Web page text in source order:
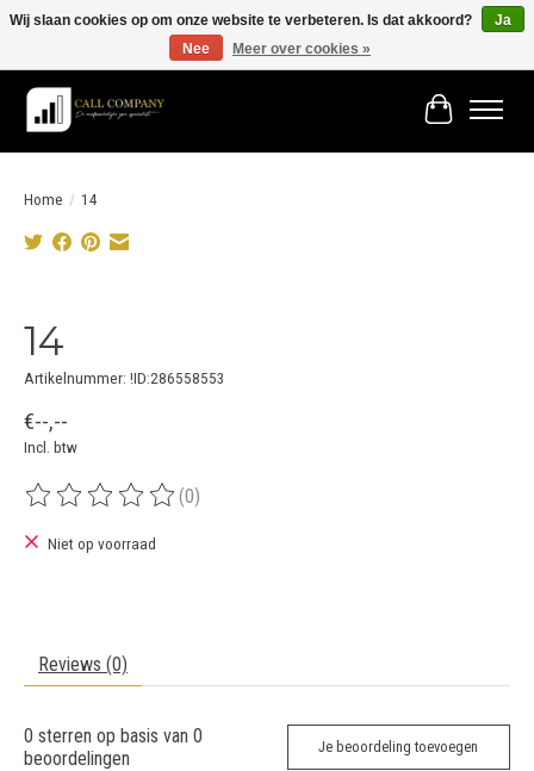
Vóór 19:00 besteld morgen in huis!
Winkelwagen
Home / 14
14
Artikelnummer: !ID:286558553
€--,--
Incl. btw
De beoordeling van dit product is
(0)
Niet op voorraad
Reviews (0)
0 sterren op basis van 0
beoordelingen
Je beoordeling toevoegen
Wij slaan cookies op om onze website te verbeteren. Is dat akkoord?
Ja
Nee
Meer over cookies »